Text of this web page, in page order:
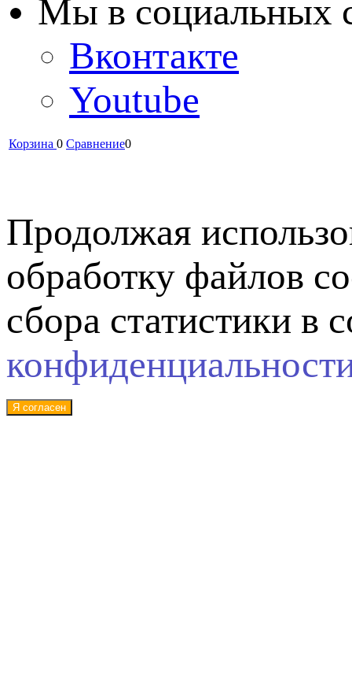
Мы в cоциальных
Вконтакте
Youtube
Корзина 0 Сравнение0
Продолжая
обработку файлов
сбора статистики в
Я согласен